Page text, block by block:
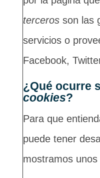
tercerosson las
servicios o
Facebook,
¿Qué ocurre
cookies?
Para que
puede tener
mostramos unos